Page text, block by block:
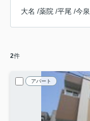
大名 /薬院 /平尾 /今泉
2件
アパート